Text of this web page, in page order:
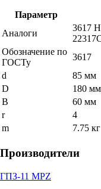
Параметр
Аналоги
3617
Обозначение по
ГОСТу
3617
d
85 мм
D
180 мм
B
60 мм
r
4
m
7.75 кг
Производители
ГПЗ-11 MPZ